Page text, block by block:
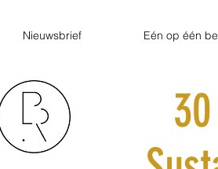
Nieuwsbrief Eén op één